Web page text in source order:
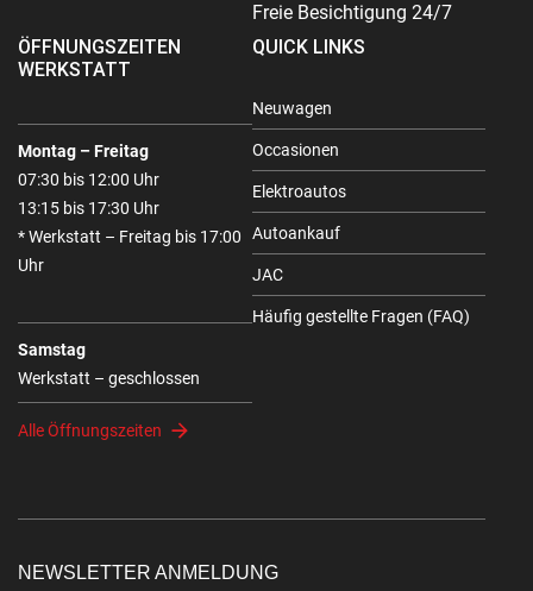
Freie Besichtigung 24/7
ÖFFNUNGSZEITEN
WERKSTATT
Montag – Freitag
07:30 bis 12:00 Uhr
13:15 bis 17:30 Uhr
* Werkstatt – Freitag bis 17:00
Uhr
Samstag
Werkstatt – geschlossen
Alle Öffnungszeiten
QUICK LINKS
Neuwagen
Occasionen
Elektroautos
Autoankauf
JAC
Häufig gestellte Fragen (FAQ)
NEWSLETTER ANMELDUNG